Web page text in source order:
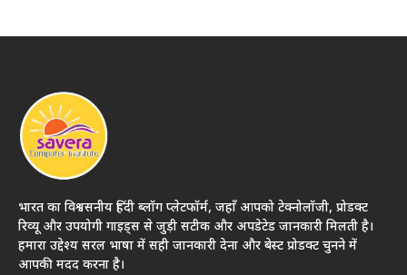
भारत का विश्वसनीय हिंदी ब्लॉग प्लेटफॉर्म, जहाँ आपको टेक्नोलॉजी, प्रोडक्ट
रिव्यू और उपयोगी गाइड्स से जुड़ी सटीक और अपडेटेड जानकारी मिलती है।
हमारा उद्देश्य सरल भाषा में सही जानकारी देना और बेस्ट प्रोडक्ट चुनने में
आपकी मदद करना है।